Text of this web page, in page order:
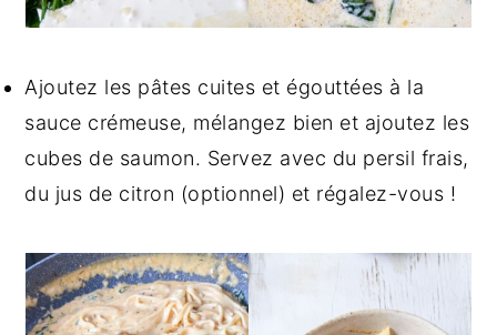
Ajoutez les pâtes cuites et égouttées à la
sauce crémeuse, mélangez bien et ajoutez les
cubes de saumon. Servez avec du persil frais,
du jus de citron (optionnel) et régalez-vous !